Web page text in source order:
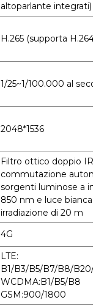
altoparlante integrati)
H.265 (supporta H.264,
1/25~1/100.000 al
2048*1536
Filtro ottico doppio
commutazione
sorgenti luminose a
850 nm e luce bianca,
irradiazione di 20 m
4G
LTE:
B1/B3/B5/B7/B8/B20/
WCDMA:B1/B5/B8
GSM:900/1800